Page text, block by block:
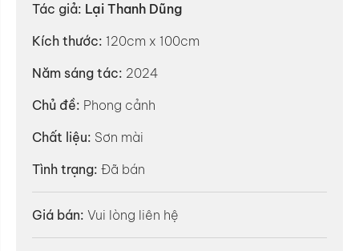
Tác giả: Lại Thanh Dũng
Kích thước: 120cm x 100cm
Năm sáng tác: 2024
Chủ đề: Phong cảnh
Chất liệu: Sơn mài
Tình trạng: Đã bán
Giá bán: Vui lòng liên hệ